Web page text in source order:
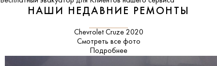
НАШИ НЕДАВНИЕ РЕМОНТЫ
Chevrolet Cruze 2020
Смотреть все фото
Подробнее